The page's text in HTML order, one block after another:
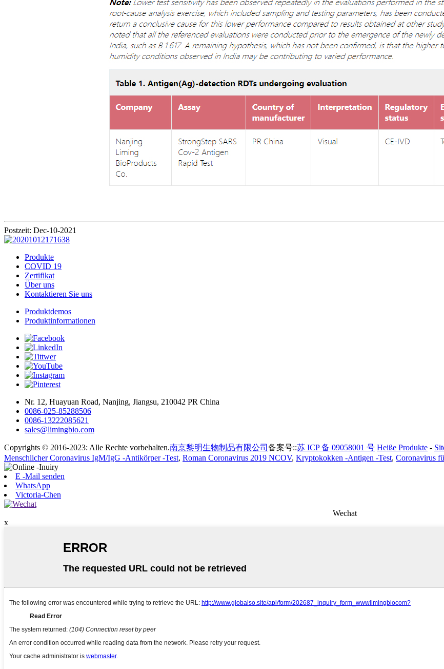
Postzeit: Dec-10-2021
Produkte
COVID 19
Zertifikat
Über uns
Kontaktieren Sie uns
Produktdemos
Produktinformationen
Nr. 12, Huayuan Road, Nanjing, Jiangsu, 210042 PR China
0086-025-85288506
0086-13222085621
sales@limingbio.com
Copyrights © 2016-2023: Alle Rechte vorbehalten.南京黎明生物制品有限公司 备案号::苏 ICP 备 09058001 号 Heiße Produkte -
Menschlicher Coronavirus IgM/IgG -Antikörper -Test, Roman Coronavirus 2019 NCOV, Kryptokokken -Antigen -Test, Coronavirus
E -Mail senden
WhatsApp
Victoria-Chen
Wechat
x